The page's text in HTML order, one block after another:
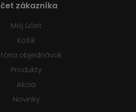
zákazníka
Môj účet
Košík
objednávok
Produkty
Akcia
Novinky